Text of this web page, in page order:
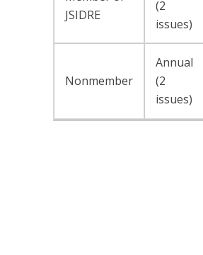
JSIDRE
(2
issues)
Nonmember
Annual
(2
issues)